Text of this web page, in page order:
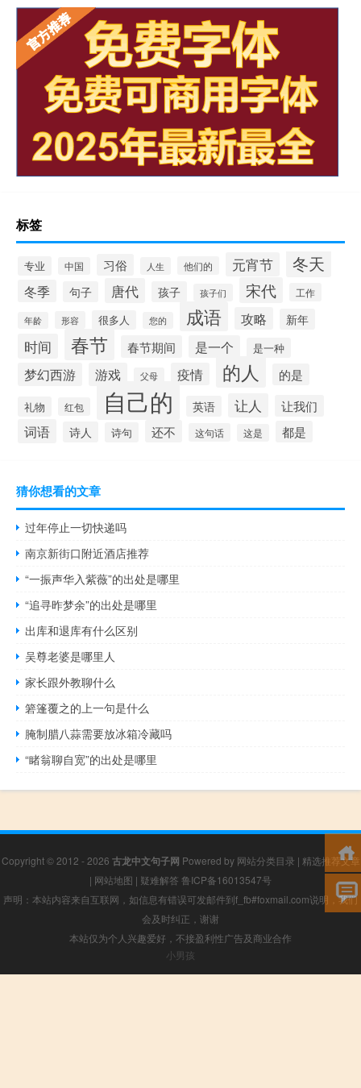
标签
专业 中国 习俗 人生 他们的 元宵节 冬天
冬季 句子 唐代 孩子 孩子们 宋代 工作
年龄 形容 很多人 您的 成语 攻略 新年
时间 春节 春节期间 是一个 是一种
梦幻西游 游戏 父母 疫情 的人 的是
礼物 红包 自己的 英语 让人 让我们
词语 诗人 诗句 还不 这句话 这是 都是
猜你想看的文章
过年停止一切快递吗
南京新街口附近酒店推荐
“一振声华入紫薇”的出处是哪里
“追寻昨梦余”的出处是哪里
出库和退库有什么区别
吴尊老婆是哪里人
家长跟外教聊什么
箬篷覆之的上一句是什么
腌制腊八蒜需要放冰箱冷藏吗
“睹翁聊自宽”的出处是哪里
Copyright © 2012 - 2026 古龙中文句子网 Powered by 网站分类目录 | 精选推荐文章
| 网站地图 | 疑难解答 鲁ICP备16013547号
声明：本站内容来自互联网，如信息有错误可发邮件到f_fb#foxmail.com说明，我们
会及时纠正，谢谢
本站仅为个人兴趣爱好，不接盈利性广告及商业合作
小男孩